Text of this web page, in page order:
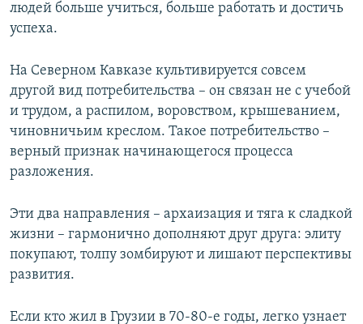
людей больше учиться, больше работать и достичь
успеха.
На Северном Кавказе культивируется совсем
другой вид потребительства – он связан не с учебой
и трудом, а распилом, воровством, крышеванием,
чиновничьим креслом. Такое потребительство –
верный признак начинающегося процесса
разложения.
Эти два направления – архаизация и тяга к сладкой
жизни – гармонично дополняют друг друга: элиту
покупают, толпу зомбируют и лишают перспективы
развития.
Если кто жил в Грузии в 70-80-е годы, легко узнает